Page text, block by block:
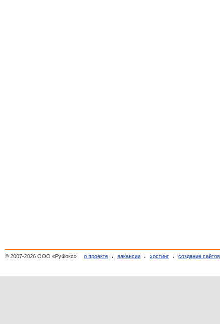
© 2007-2026 ООО «РуФокс» о проекте вакансии хостинг создание сайтов